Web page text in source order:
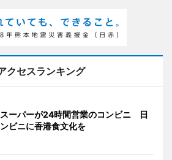
クセスランキング
ーパーが24時間営業のコンビニ 日
ビニに香港食文化を